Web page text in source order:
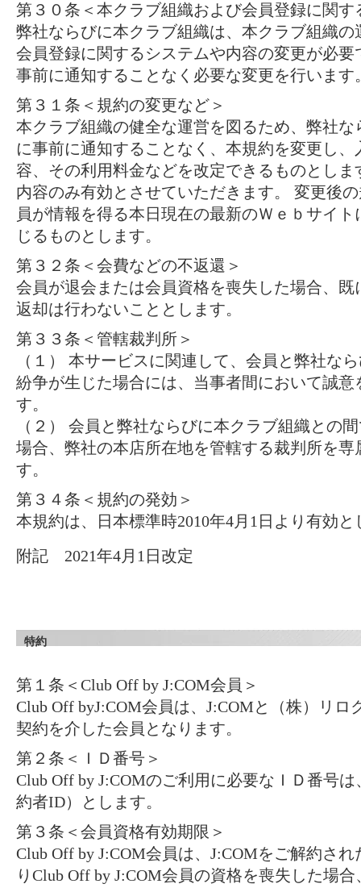
第３０条＜本クラブ組織および会員登録に関
弊社ならびに本クラブ組織は、本クラブ組織
会員登録に関するシステムや内容の変更が必
事前に通知することなく必要な変更を行います
第３１条＜規約の変更など＞
本クラブ組織の健全な運営を図るため、弊社
に事前に通知することなく、本規約を変更し
容、その利用料金などを改定できるものとし
内容のみ有効とさせていただきます。 変更後
員が情報を得る本日現在の最新のＷｅｂサイ
じるものとします。
第３２条＜会費などの不返還＞
会員が退会または会員資格を喪失した場合、
返却は行わないこととします。
第３３条＜管轄裁判所＞
（１） 本サービスに関連して、会員と弊社な
紛争が生じた場合には、当事者間において誠
す。
（２） 会員と弊社ならびに本クラブ組織との
場合、弊社の本店所在地を管轄する裁判所を
す。
第３４条＜規約の発効＞
本規約は、日本標準時2010年4月1日より有効と
附記 2021年4月1日改定
特約
第１条＜Club Off by J:COM会員＞
Club Off byJ:COM会員は、J:COMと（株）リ
契約を介した会員となります。
第２条＜ＩＤ番号＞
Club Off by J:COMのご利用に必要なＩＤ番号
約者ID）とします。
第３条＜会員資格有効期限＞
Club Off by J:COM会員は、J:COMをご解約さ
りClub Off by J:COM会員の資格を喪失した場